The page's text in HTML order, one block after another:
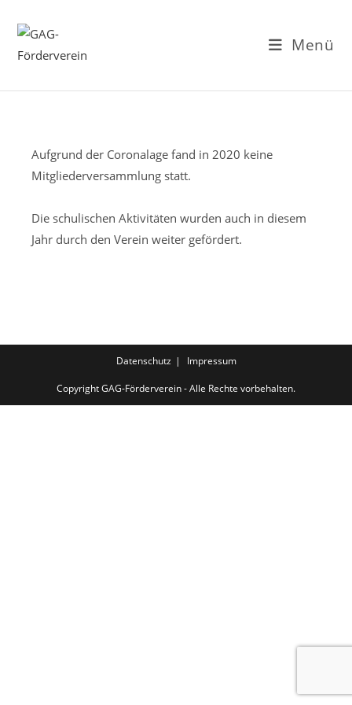
Inhalt
springen
Menü
Aufgrund der Coronalage fand in 2020 keine
Mitgliederversammlung statt.
Die schulischen Aktivitäten wurden auch in diesem
Jahr durch den Verein weiter gefördert.
Datenschutz Impressum
Copyright GAG-Förderverein - Alle Rechte vorbehalten.